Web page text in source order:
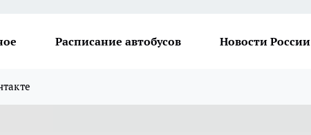
Расписание автобусов Новости России